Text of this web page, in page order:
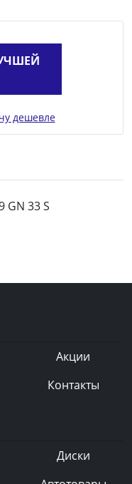
дешевле
GN 33 S
Акции
Контакты
Диски